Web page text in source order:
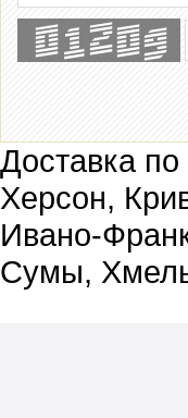
Доставка
Херсон,
Ивано-
Сумы,